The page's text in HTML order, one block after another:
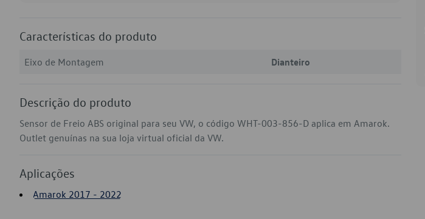
Características do produto
Eixo de Montagem Dianteiro
Descrição do produto
Sensor de Freio ABS original para seu VW, o código WHT-003-856-D aplica em Amarok.
Outlet genuínas na sua loja virtual oficial da VW.
Aplicações
Amarok 2017 - 2022